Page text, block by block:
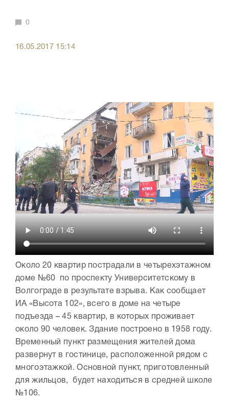
0
16.05.2017 15:14
Около 20 квартир пострадали в четырехэтажном
доме №60 по проспекту Университетскому в
Волгограде в результате взрыва. Как сообщает
ИА «Высота 102», всего в доме на четыре
подъезда – 45 квартир, в которых проживает
около 90 человек. Здание построено в 1958 году.
Временный пункт размещения жителей дома
развернут в гостинице, расположенной рядом с
многоэтажкой. Основной пункт, приготовленный
для жильцов, будет находиться в средней школе
№106.